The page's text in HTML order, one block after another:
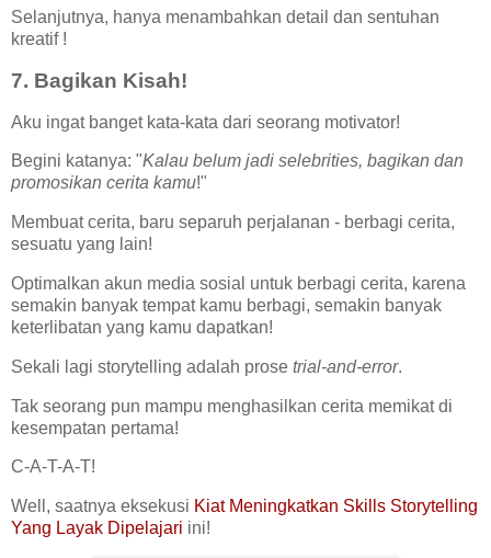
Selanjutnya, hanya menambahkan detail dan sentuhan
kreatif !
7. Bagikan Kisah!
Aku ingat banget kata-kata dari seorang motivator!
Begini katanya: "Kalau belum jadi selebrities, bagikan dan
promosikan cerita kamu!"
Membuat cerita, baru separuh perjalanan - berbagi cerita,
sesuatu yang lain!
Optimalkan akun media sosial untuk berbagi cerita, karena
semakin banyak tempat kamu berbagi, semakin banyak
keterlibatan yang kamu dapatkan!
Sekali lagi storytelling adalah prose trial-and-error.
Tak seorang pun mampu menghasilkan cerita memikat di
kesempatan pertama!
C-A-T-A-T!
Well, saatnya eksekusi Kiat Meningkatkan Skills Storytelling
Yang Layak Dipelajari ini!